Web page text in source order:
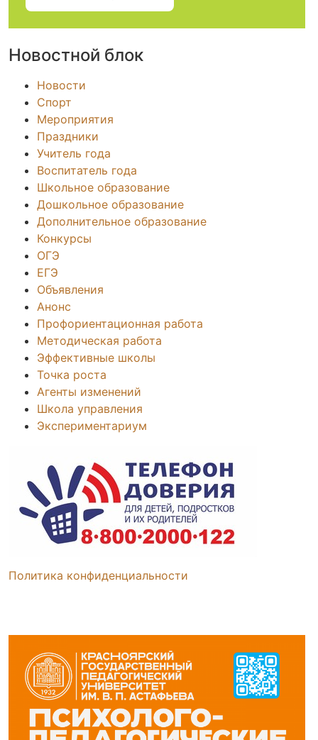
Новостной блок
Новости
Спорт
Мероприятия
Праздники
Учитель года
Воспитатель года
Школьное образование
Дошкольное образование
Дополнительное образование
Конкурсы
ОГЭ
ЕГЭ
Объявления
Анонс
Профориентационная работа
Методическая работа
Эффективные школы
Точка роста
Агенты изменений
Школа управления
Экспериментариум
Политика конфиденциальности